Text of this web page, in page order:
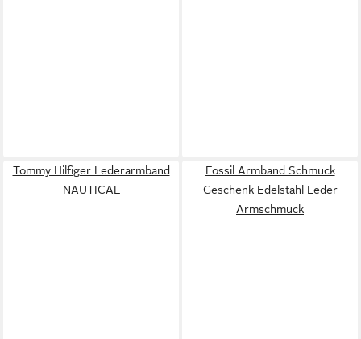
Tommy Hilfiger Lederarmband
NAUTICAL
Fossil Armband Schmuck
Geschenk Edelstahl Leder
Armschmuck